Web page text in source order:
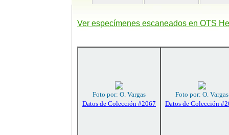
Ver especímenes escaneados en OTS
Foto por: O. Vargas
Datos de Colección #2067
Foto por: O. Vargas
Datos de Colección